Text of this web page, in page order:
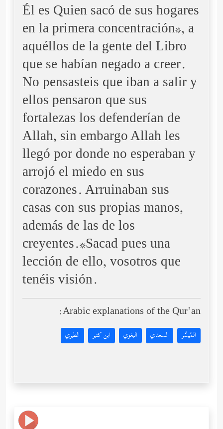
Él es Quien sacó de sus hogares
en la primera concentración*, a
aquéllos de la gente del Libro
que se habían negado a creer.
No pensasteis que iban a salir y
ellos pensaron que sus
fortalezas los defenderían de
Allah, sin embargo Allah les
llegó por donde no esperaban y
arrojó el miedo en sus
corazones. Arruinaban sus
casas con sus propias manos,
además de las de los
creyentes.*Sacad pues una
lección de ello, vosotros que
tenéis visión.
Arabic explanations of the Qur’an:
المُيسَّر السعدي البغوي ابن كثير الطبري